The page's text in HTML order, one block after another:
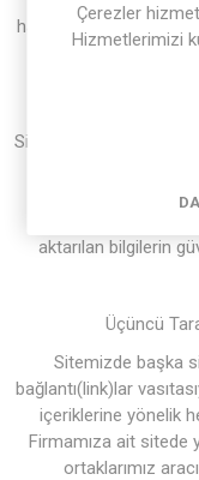
halen dünyada en
Sitemiz Müşteri
göndereceğiniz e-
şifrelerinizi
aktarılan bilgilerin
Üçüncü
Sitemizde başka
bağlantı(link)lar
içeriklerine yönelik
Firmamıza ait sitede
ortaklarımız
Çerezler
Hizmetlerimizi